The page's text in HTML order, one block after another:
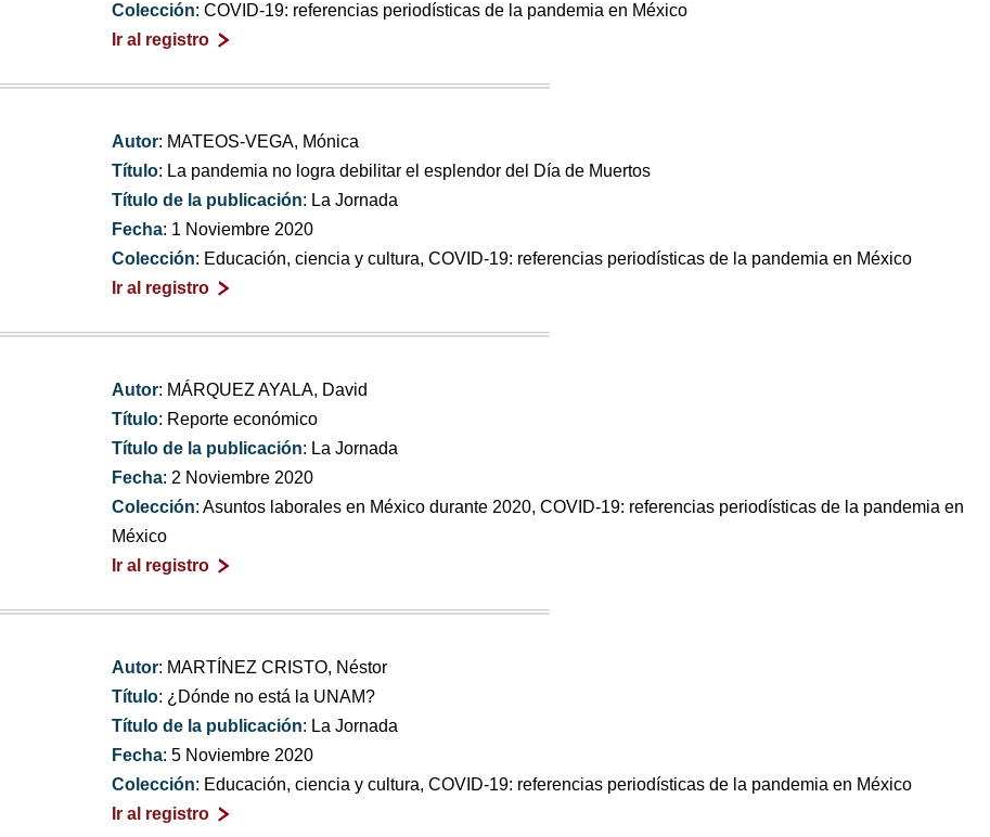
Colección: COVID-19: referencias periodísticas de la pandemia en México
Ir al registro
Autor: MATEOS-VEGA, Mónica
Título: La pandemia no logra debilitar el esplendor del Día de Muertos
Título de la publicación: La Jornada
Fecha: 1 Noviembre 2020
Colección: Educación, ciencia y cultura, COVID-19: referencias periodísticas de la pandemia en México
Ir al registro
Autor: MÁRQUEZ AYALA, David
Título: Reporte económico
Título de la publicación: La Jornada
Fecha: 2 Noviembre 2020
Colección: Asuntos laborales en México durante 2020, COVID-19: referencias periodísticas de la pandemia en
México
Ir al registro
Autor: MARTÍNEZ CRISTO, Néstor
Título: ¿Dónde no está la UNAM?
Título de la publicación: La Jornada
Fecha: 5 Noviembre 2020
Colección: Educación, ciencia y cultura, COVID-19: referencias periodísticas de la pandemia en México
Ir al registro